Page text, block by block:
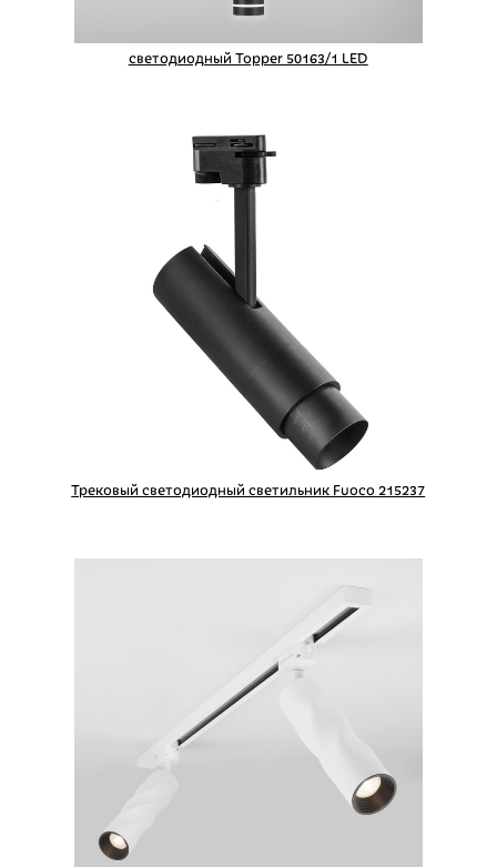
светодиодный Topper 50163/1 LED
Трековый светодиодный светильник Fuoco 215237